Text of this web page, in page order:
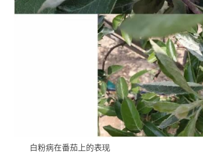
白粉病在番茄上的表现